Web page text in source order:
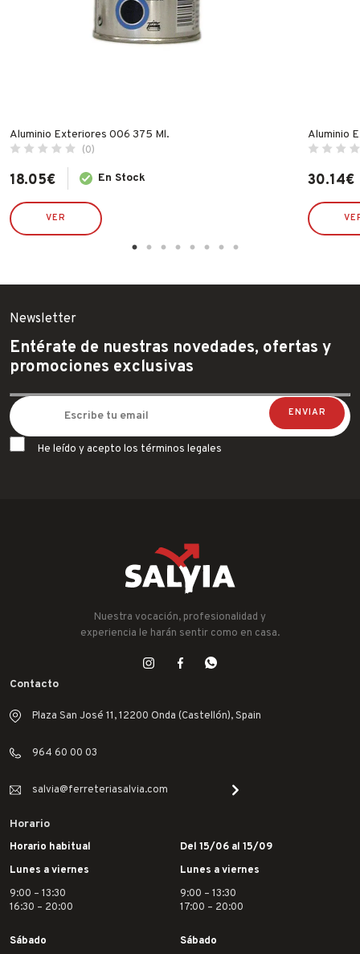
Aluminio Exteriores 006 375 Ml.
(0)
18.05€ En Stock
VER
Aluminio
30.14€
Newsletter
Entérate de nuestras novedades, ofertas y
promociones exclusivas
He leído y acepto los términos legales
Nuestra vocación, profesionalidad y
experiencia le harán sentir como en casa.
Contacto
Plaza San José 11, 12200 Onda (Castellón), Spain
964 60 00 03
salvia@ferreteriasalvia.com
Horario
Horario habitual
Lunes a viernes
9:00 – 13:30
16:30 – 20:00
Sábado
Del 15/06 al 15/09
Lunes a viernes
9:00 – 13:30
17:00 – 20:00
Sábado